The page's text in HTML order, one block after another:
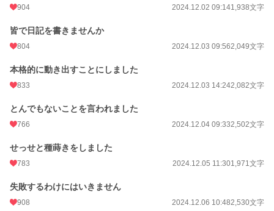
904 2024.12.02 09:141,938文字
皆で日記を書きませんか
804 2024.12.03 09:562,049文字
本格的に動き出すことにしました
833 2024.12.03 14:242,082文字
とんでもないことを言われました
766 2024.12.04 09:332,502文字
せっせと種蒔きをしました
783 2024.12.05 11:301,971文字
失敗するわけにはいきません
908 2024.12.06 10:482,530文字